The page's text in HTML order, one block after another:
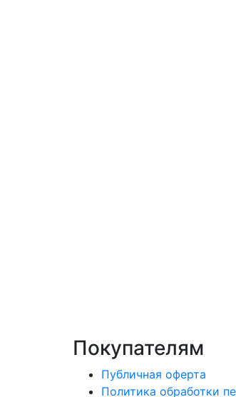
Покупателям
Публичная оферта
Политика обработки